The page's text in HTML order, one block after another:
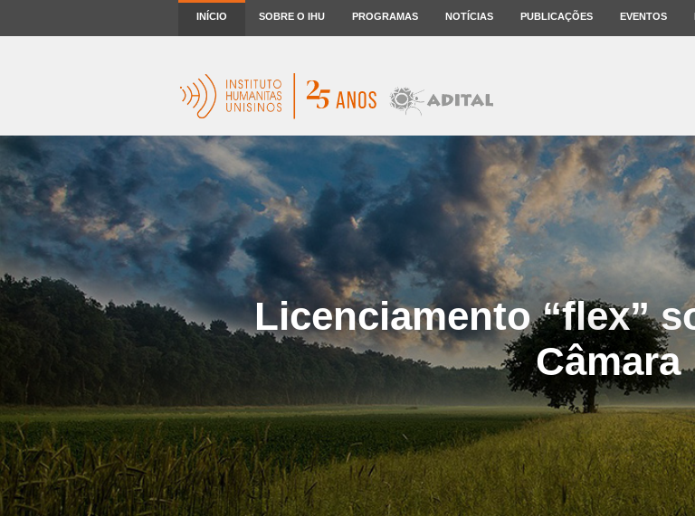
INÍCIO SOBRE O IHU PROGRAMAS NOTÍCIAS PUBLICAÇÕES EVENTOS
Licenciamento “flex”
Câmara